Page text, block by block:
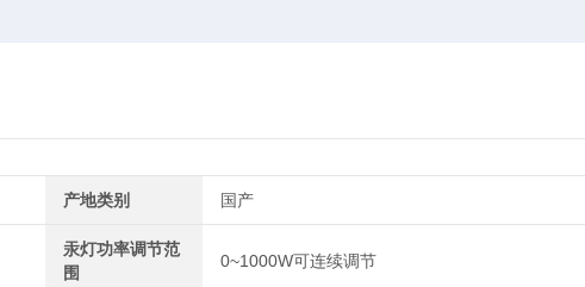
产地类别 国产
汞灯功率调节范
围
0~1000W可连续调节